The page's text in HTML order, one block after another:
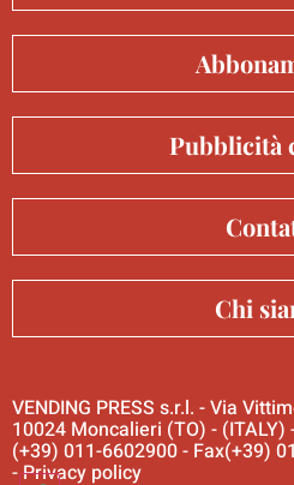
Pubblicità
Chi
VENDING PRESS s.r.l. - Via
10024 Moncalieri (TO) - (ITALY)
(+39) 011-6602900 - Fax(+39)
-Privacy policy